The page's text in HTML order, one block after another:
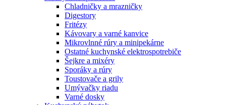
Chladničky a mrazničky
Digestory
Fritézy
Kávovary a varné kanvice
Mikrovlnné rúry a minipekárne
Ostatné kuchynské elektrospotrebiče
Šejkre a mixéry
Sporáky a rúry
Toustovače a grily
Umývačky riadu
Varné dosky